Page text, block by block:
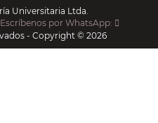
Universitaria Ltda.
Escríbenos por WhatsApp:
- Copyright © 2026